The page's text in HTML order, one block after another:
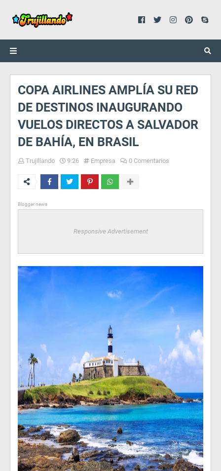
COPA AIRLINES AMPLÍA SU RED
DE DESTINOS INAUGURANDO
VUELOS DIRECTOS A SALVADOR
DE BAHÍA, EN BRASIL
Trujillando 9:26 Empresa 0 Comentarios
Blogger news
Responsive Advertisement